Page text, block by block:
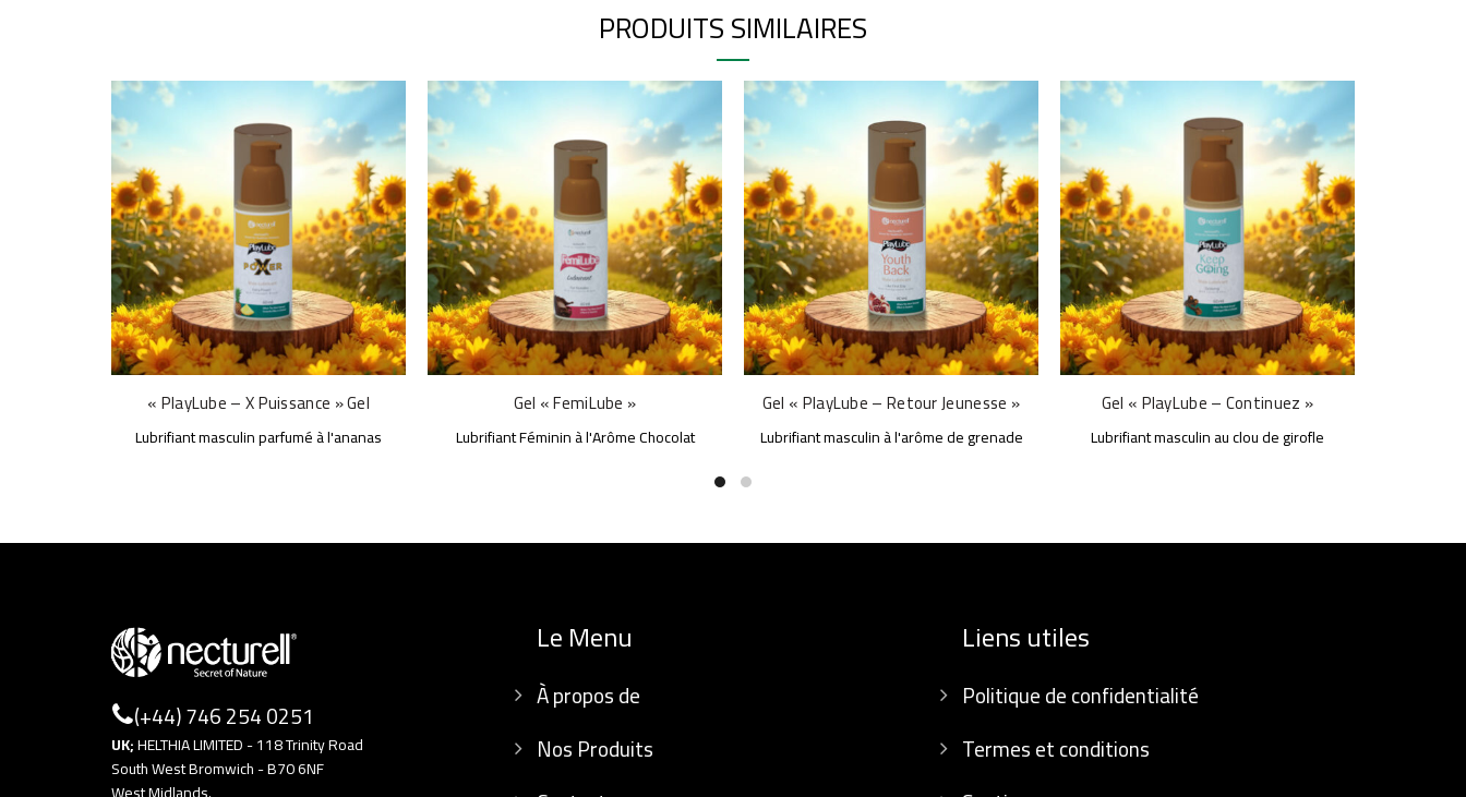
PRODUITS SIMILAIRES
« PlayLube – X Puissance » Gel
Lubrifiant masculin parfumé à l'ananas
Gel « FemiLube »
Lubrifiant Féminin à l'Arôme Chocolat
Gel « PlayLube – Retour Jeunesse »
Lubrifiant masculin à l'arôme de grenade
Gel « PlayLube – Continuez »
Lubrifiant masculin au clou de girofle
(+44) 746 254 0251
UK;HELTHIA LIMITED - 118 Trinity Road
South West Bromwich - B70 6NF
Le Menu
À propos de
Nos Produits
Liens utiles
Politique de confidentialité
Termes et conditions